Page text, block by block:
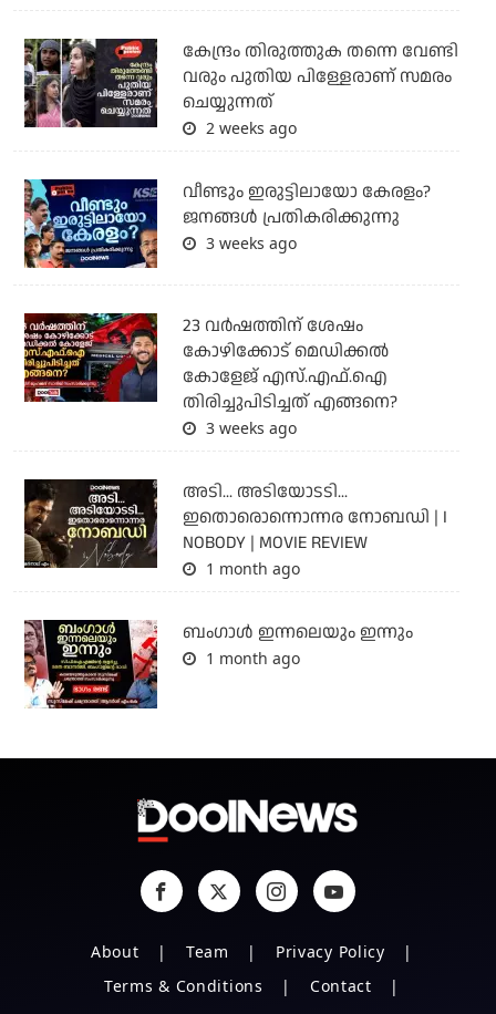
കേന്ദ്രം തിരുത്തുക തന്നെ വേണ്ടി
വരും പുതിയ പിള്ളേരാണ് സമരം
ചെയ്യുന്നത്
2 weeks ago
വീണ്ടും ഇരുട്ടിലായോ കേരളം?
ജനങ്ങൾ പ്രതികരിക്കുന്നു
3 weeks ago
23 വർഷത്തിന് ശേഷം
കോഴിക്കോട് മെഡിക്കൽ
കോളേജ് എസ്.എഫ്.ഐ
തിരിച്ചുപിടിച്ചത് എങ്ങനെ?
3 weeks ago
അടി... അടിയോടടി...
ഇതൊരൊന്നൊന്നര നോബഡി | I
NOBODY | MOVIE REVIEW
1 month ago
ബംഗാള്‍ ഇന്നലെയും ഇന്നും
1 month ago
About Team
Privacy Policy
Terms & Conditions
Contact